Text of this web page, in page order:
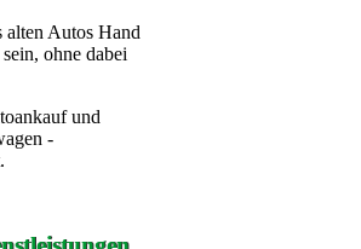
alten Autos Hand
ohne dabei
und
-